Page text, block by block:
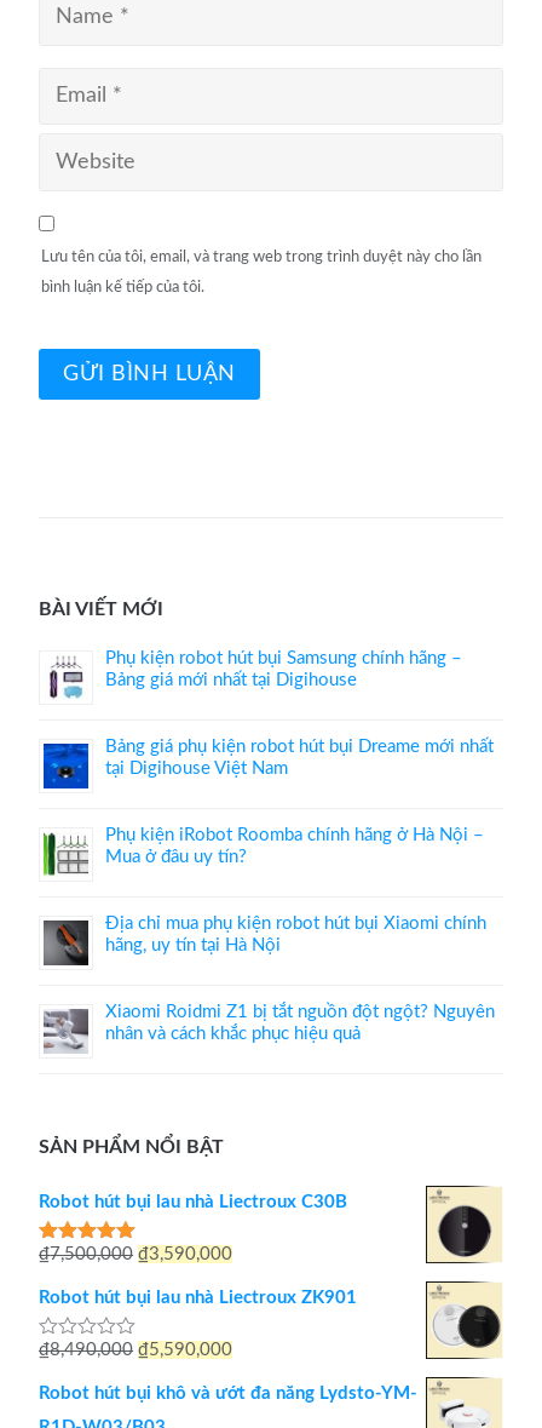
Lưu tên của tôi, email, và trang web trong trình duyệt này cho lần
bình luận kế tiếp của tôi.
BÀI VIẾT MỚI
Phụ kiện robot hút bụi Samsung chính hãng –
Bảng giá mới nhất tại Digihouse
Bảng giá phụ kiện robot hút bụi Dreame mới nhất
tại Digihouse Việt Nam
Phụ kiện iRobot Roomba chính hãng ở Hà Nội –
Mua ở đâu uy tín?
Địa chỉ mua phụ kiện robot hút bụi Xiaomi chính
hãng, uy tín tại Hà Nội
Xiaomi Roidmi Z1 bị tắt nguồn đột ngột? Nguyên
nhân và cách khắc phục hiệu quả
SẢN PHẨM NỔI BẬT
Robot hút bụi lau nhà Liectroux C30B
Được xếp
5 sao
₫7,500,000 Giá
gốc
₫7,500,000.
₫3,590,000Giá
hiện
là:
₫3,590,000.
Robot hút bụi lau nhà Liectroux ZK901
Được
hạng
5
₫8,490,000 Giá
gốc
là:
₫5,590,000Giá
hiện
Robot hút bụi khô và ướt đa năng Lydsto-YM-